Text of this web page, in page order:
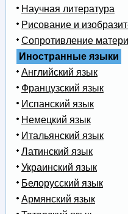
Научная литература
Рисование и
Сопротивление
Иностранные языки
Английский язык
Французский язык
Испанский язык
Немецкий язык
Итальянский язык
Латинский язык
Украинский язык
Белорусский язык
Армянский язык